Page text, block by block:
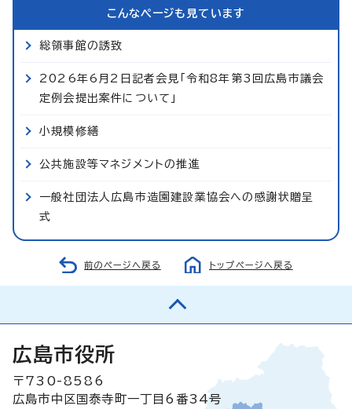
こんなページも見ています
総領事館の誘致
2026年6月2日記者会見「令和8年第3回広島市議会
定例会提出案件について」
小規模修繕
公共施設等マネジメントの推進
一般社団法人広島市造園建設業協会への感謝状贈呈
式
前のページへ戻る トップページへ戻る
広島市役所
〒730-8586
広島市中区国泰寺町一丁目6番34号